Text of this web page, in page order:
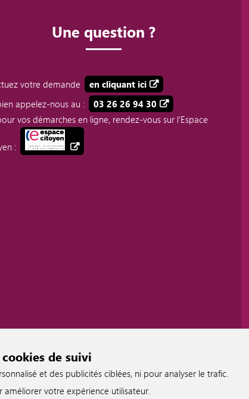
de suivi
et des publicités ciblées, ni pour analyser le trafic.
votre expérience utilisateur.
Une question ?
votre demande
en cliquant ici
appelez-nous au :
03 26 26 94 30
vos démarches en ligne, rendez-vous sur l'Espace
: